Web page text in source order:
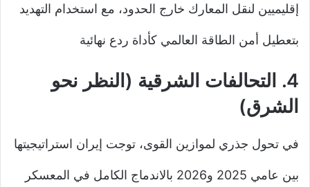
إقليميين لنقل المعارك خارج الحدود، مع استخدام التهديد
بتعطيل أمن الطاقة العالمي كأداة ردع نهائية
4. التحالفات الشرقية (النظر نحو
الشرق)
في تحول جذري لموازين القوى، توجت إيران استراتيجيتها
بين عامي 2025 و2026 بالاندماج الكامل في المعسكر